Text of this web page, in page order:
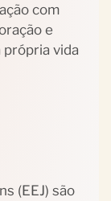
com
e
vida
(EEJ) são